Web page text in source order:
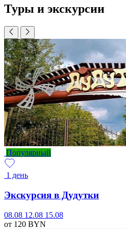
Туры и экскурсии
Популярный
1 день
Экскурсия в Дудутки
08.08 12.08 15.08
от 120 BYN